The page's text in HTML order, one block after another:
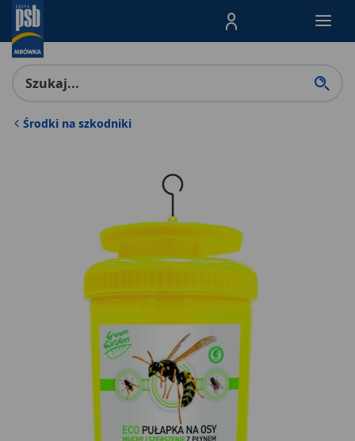
Menu Produktów,
Środki na szkodniki